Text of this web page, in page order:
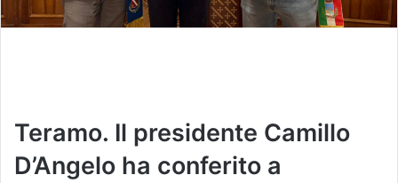
Teramo. Il presidente Camillo
D’Angelo ha conferito a